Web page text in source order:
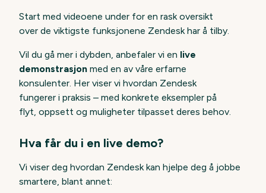
Start med videoene under for en rask oversikt
over de viktigste funksjonene Zendesk har å tilby.
Vil du gå mer i dybden, anbefaler vi en live
demonstrasjon med en av våre erfarne
konsulenter. Her viser vi hvordan Zendesk
fungerer i praksis – med konkrete eksempler på
flyt, oppsett og muligheter tilpasset deres behov.
Hva får du i en live demo?
Vi viser deg hvordan Zendesk kan hjelpe deg å jobbe
smartere, blant annet: